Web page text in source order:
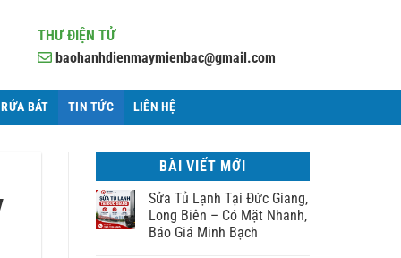
THƯ ĐIỆN TỬ
baohanhdienmaymienbac@gmail.com
BÁT TIN TỨC LIÊN HỆ
BÀI VIẾT MỚI
Sửa Tủ Lạnh Tại Đức Giang,
Long Biên – Có Mặt Nhanh,
Báo Giá Minh Bạch